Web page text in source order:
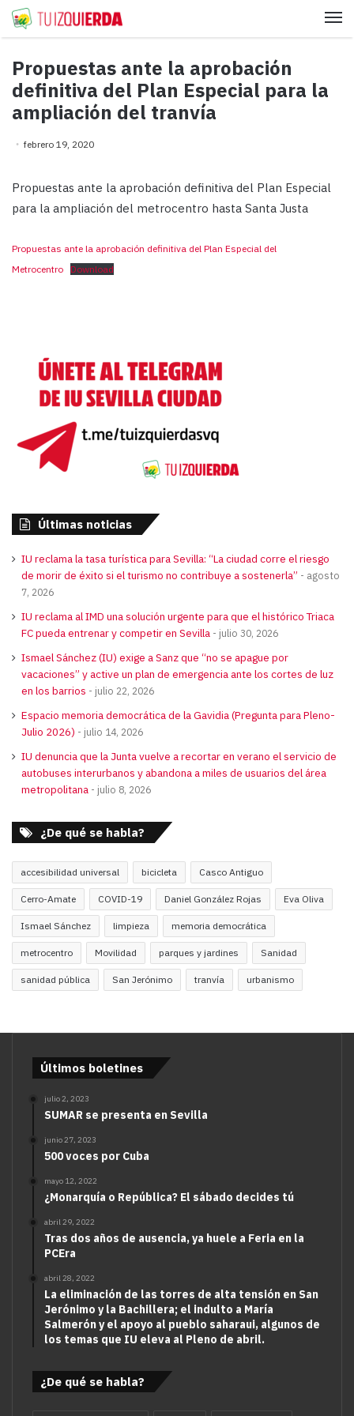
Propuestas ante la aprobación
definitiva del Plan Especial para la
ampliación del tranvía
febrero 19, 2020
Propuestas ante la aprobación definitiva del Plan Especial
para la ampliación del metrocentro hasta Santa Justa
Propuestas ante la aprobación definitiva del Plan Especial del
Metrocentro
Download
Últimas noticias
IU reclama la tasa turística para Sevilla: “La ciudad corre el riesgo
de morir de éxito si el turismo no contribuye a sostenerla”
agosto
7, 2026
IU reclama al IMD una solución urgente para que el histórico Triaca
FC pueda entrenar y competir en Sevilla
julio 30, 2026
Ismael Sánchez (IU) exige a Sanz que “no se apague por
vacaciones” y active un plan de emergencia ante los cortes de luz
en los barrios
julio 22, 2026
Espacio memoria democrática de la Gavidia (Pregunta para Pleno-
Julio 2026)
julio 14, 2026
IU denuncia que la Junta vuelve a recortar en verano el servicio de
autobuses interurbanos y abandona a miles de usuarios del área
metropolitana
julio 8, 2026
¿De qué se habla?
accesibilidad universal bicicleta Casco Antiguo
Cerro-Amate COVID-19 Daniel González Rojas Eva Oliva
Ismael Sánchez limpieza memoria democrática
metrocentro Movilidad parques y jardines Sanidad
sanidad pública San Jerónimo tranvía urbanismo
Últimos boletines
julio 2, 2023
SUMAR se presenta en Sevilla
junio 27, 2023
500 voces por Cuba
mayo 12, 2022
¿Monarquía o República? El sábado decides tú
abril 29, 2022
Tras dos años de ausencia, ya huele a Feria en la
PCEra
abril 28, 2022
La eliminación de las torres de alta tensión en San
Jerónimo y la Bachillera; el indulto a María
Salmerón y el apoyo al pueblo saharaui, algunos de
los temas que IU eleva al Pleno de abril.
¿De qué se habla?